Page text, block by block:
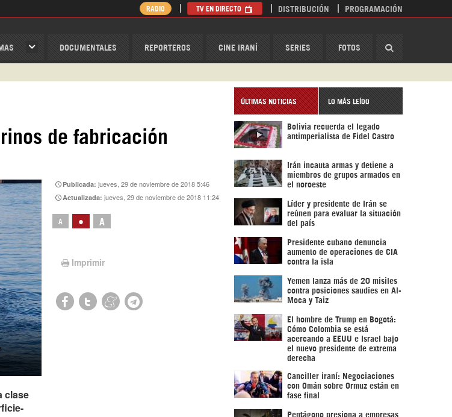
DOCUMENTALES REPORTEROS CINE IRANÍ SERIES FOTOS
RADIO TV EN DIRECTO DISTRIBUCIÓN PROGRAMACIÓN
de fabricación
Publicada:jueves, 29 de noviembre de 2018 5:46
Actualizada:jueves, 29 de noviembre de 2018 11:24
A • A
Imprimir
clase
ÚLTIMAS NOTICIAS LO MÁS LEÍDO
Bolivia recuerda el legado
antimperialista de Fidel Castro
Irán incauta armas y detiene a
miembros de grupos armados en
el noroeste
Líder y presidente de Irán se
reúnen para evaluar la situación
del país
Presidente cubano denuncia
aumento de operaciones de CIA
contra la isla
Yemen lanza más de 20 misiles
contra posiciones saudíes en Al-
Moca y Taiz
El hombre de Trump en Bogotá:
Cómo Colombia se está
acercando a EEUU e Israel bajo
el nuevo presidente de extrema
derecha
Canciller iraní: Negociaciones
con Omán sobre Ormuz están en
fase final
Pentágono presiona a empresas